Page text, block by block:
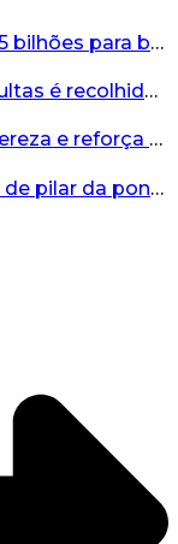
Famílias brasileiras perderam R$ 62,5 bilhões para bets em 2025, diz estudo...
Moto com mais de R$ 110 mil em multas é recolhida no interior do RS...
Ministro Waldez Góes visita Santa Tereza e reforça apoio federal à reconstrução do município...
Entregue projeto para reconstrução de pilar da ponte entre Encantado e Muçum...